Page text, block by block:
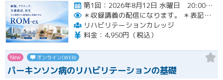
第1回：2026年8月12日 水曜日 20:00~21:00 第2回：2026年8月19日 水曜日 20:00~21…開催
＊収録講義の配信になります。
＊表記された日時に限定して配信します。
リハビリテーションカレッジ
料金：4,950円（税込）
New オンライン(WEB)
パーキンソン病のリハビリテーションの基礎